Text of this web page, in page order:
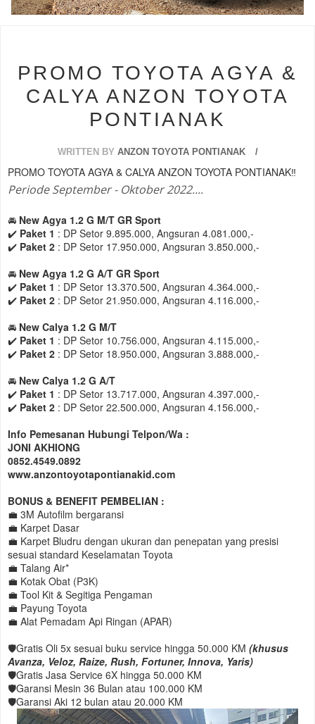
s
PROMO TOYOTA AGYA &
CALYA ANZON TOYOTA
PONTIANAK
WRITTEN BY ANZON TOYOTA PONTIANAK
PROMO TOYOTA AGYA & CALYA ANZON TOYOTA PONTIANAK‼️
Periode September - Oktober 2022....
🚘 New Agya 1.2 G M/T GR Sport
✔️ Paket 1 : DP Setor 9.895.000, Angsuran 4.081.000,-
✔️ Paket 2 : DP Setor 17.950.000, Angsuran 3.850.000,-
🚘 New Agya 1.2 G A/T GR Sport
✔️ Paket 1 : DP Setor 13.370.500, Angsuran 4.364.000,-
✔️ Paket 2 : DP Setor 21.950.000, Angsuran 4.116.000,-
🚘 New Calya 1.2 G M/T
✔️ Paket 1 : DP Setor 10.756.000, Angsuran 4.115.000,-
✔️ Paket 2 : DP Setor 18.950.000, Angsuran 3.888.000,-
🚘 New Calya 1.2 G A/T
✔️ Paket 1 : DP Setor 13.717.000, Angsuran 4.397.000,-
✔️ Paket 2 : DP Setor 22.500.000, Angsuran 4.156.000,-
Info Pemesanan Hubungi Telpon/Wa :
JONI AKHIONG
0852.4549.0892
www.anzontoyotapontianakid.com
BONUS & BENEFIT PEMBELIAN :
💼 3M Autofilm bergaransi
💼 Karpet Dasar
💼 Karpet Bludru dengan ukuran dan penepatan yang presisi
sesuai standard Keselamatan Toyota
💼 Talang Air*
💼 Kotak Obat (P3K)
💼 Tool Kit & Segitiga Pengaman
💼 Payung Toyota
💼 Alat Pemadam Api Ringan (APAR)
🛡️Gratis Oli 5x sesuai buku service hingga 50.000 KM (khusus
Avanza, Veloz, Raize, Rush, Fortuner, Innova, Yaris)
🛡️Gratis Jasa Service 6X hingga 50.000 KM
🛡️Garansi Mesin 36 Bulan atau 100.000 KM
🛡️Garansi Aki 12 bulan atau 20.000 KM